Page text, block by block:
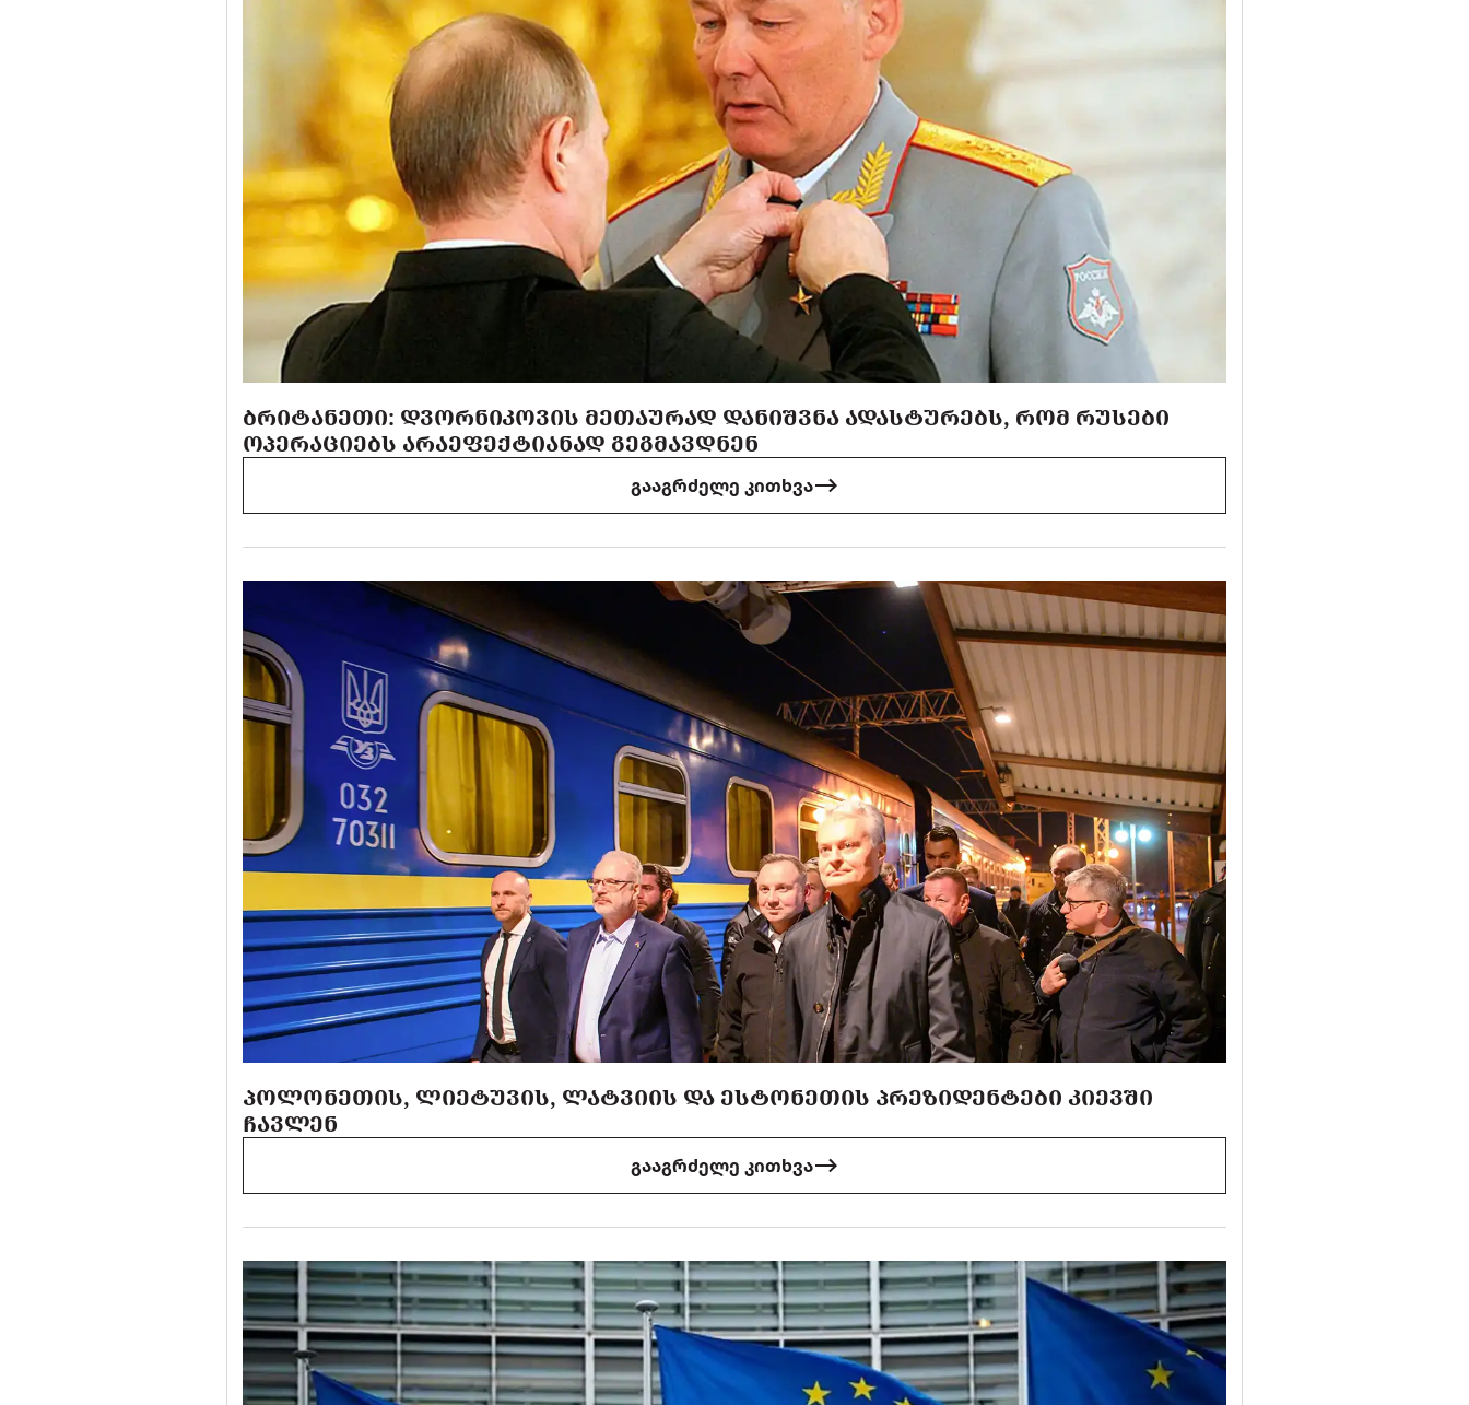
ᲑᲠᲘᲢᲐᲜᲔᲗᲘ: ᲓᲕᲝᲠᲜᲘᲙᲝᲕᲘᲡ ᲛᲔᲗᲐᲣᲠᲐᲓ ᲓᲐᲜᲘᲨᲕᲜᲐ ᲐᲓᲐᲡᲢᲣᲠᲔᲑᲡ, ᲠᲝᲛ ᲠᲣᲡᲔᲑᲘ
ᲝᲞᲔᲠᲐᲪᲘᲔᲑᲡ ᲐᲠᲐᲔᲤᲔᲥᲢᲘᲐᲜᲐᲓ ᲒᲔᲒᲛᲐᲕᲓᲜᲔᲜ
გააგრძელე კითხვა
ᲞᲝᲚᲝᲜᲔᲗᲘᲡ, ᲚᲘᲔᲢᲣᲕᲘᲡ, ᲚᲐᲢᲕᲘᲘᲡ ᲓᲐ ᲔᲡᲢᲝᲜᲔᲗᲘᲡ ᲞᲠᲔᲖᲘᲓᲔᲜᲢᲔᲑᲘ ᲙᲘᲔᲕᲨᲘ
ᲩᲐᲕᲚᲔᲜ
გააგრძელე კითხვა